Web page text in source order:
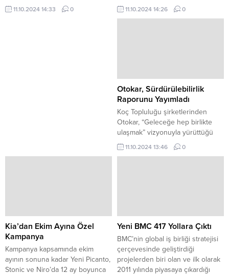
15 ve 17 Ekim tarihlerinde saat
22:00’ye kadar satış ve satış
11.10.2024 14:33 0
merakla beklenen Amerika’daki
sıradışı araçlarından F-150
11.10.2024 14:26 0
Otokar, Sürdürülebilirlik
Raporunu Yayımladı
Koç Topluluğu şirketlerinden
Otokar, “Geleceğe hep birlikte
ulaşmak” vizyonuyla yürüttüğü
sürdürülebilirlik çalışmalarını
aktardığı 2023 yılı Sürdürülebilirlik
11.10.2024 13:46 0
Kia’dan Ekim Ayına Özel
Kampanya
Kampanya kapsamında ekim
ayının sonuna kadar Yeni Picanto,
Stonic ve Niro’da 12 ay boyunca
Yeni BMC 417 Yollara Çıktı
BMC’nin global iş birliği stratejisi
çerçevesinde geliştirdiği
projelerden biri olan ve ilk olarak
2011 yılında piyasaya çıkardığı